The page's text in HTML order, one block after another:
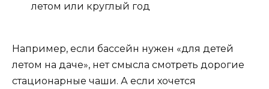
летом или круглый год
Например, если бассейн нужен «для детей
летом на даче», нет смысла смотреть дорогие
стационарные чаши. А если хочется